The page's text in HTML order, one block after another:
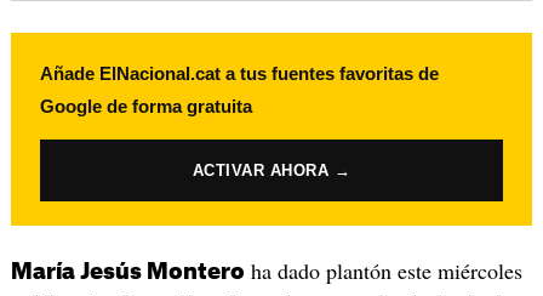
Añade ElNacional.cat a tus fuentes favoritas de
Google de forma gratuita
ACTIVAR AHORA →
María Jesús Montero ha dado plantón este miércoles